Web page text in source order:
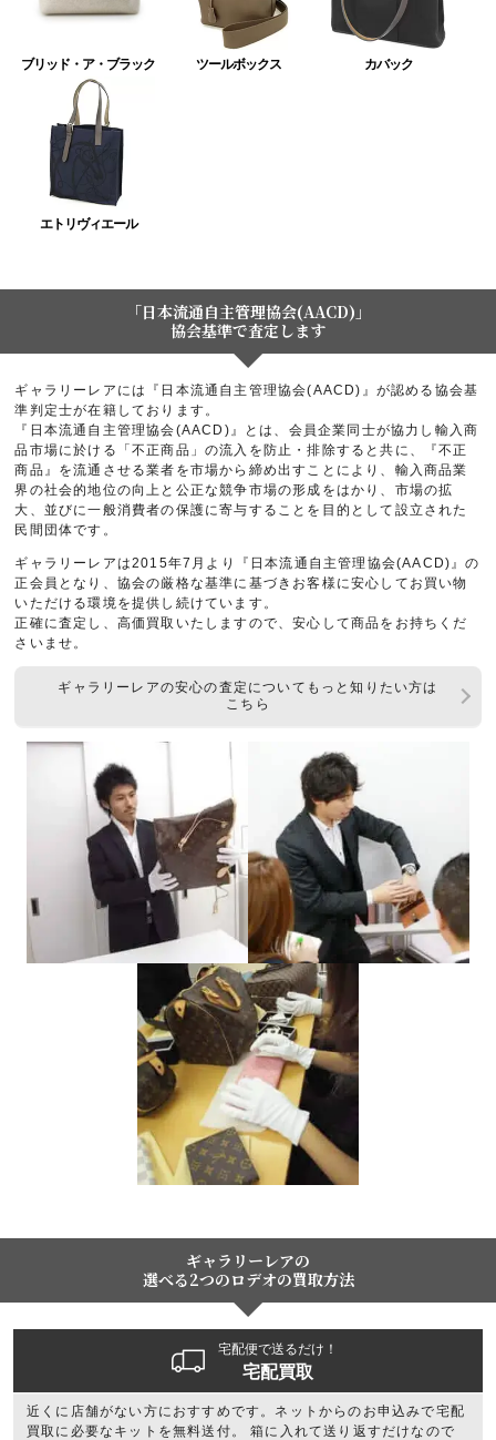
ブリッド・ア・ブラック ツールボックス カバック
エトリヴィエール
「日本流通自主管理協会(AACD)」
協会基準で査定します
ギャラリーレアには『日本流通自主管理協会(AACD)』が認める協会基
準判定士が在籍しております。
『日本流通自主管理協会(AACD)』とは、会員企業同士が協力し輸入商
品市場に於ける「不正商品」の流入を防止・排除すると共に、『不正
商品』を流通させる業者を市場から締め出すことにより、輸入商品業
界の社会的地位の向上と公正な競争市場の形成をはかり、市場の拡
大、並びに一般消費者の保護に寄与することを目的として設立された
民間団体です。
ギャラリーレアは2015年7月より『日本流通自主管理協会(AACD)』の
正会員となり、協会の厳格な基準に基づきお客様に安心してお買い物
いただける環境を提供し続けています。
正確に査定し、高価買取いたしますので、安心して商品をお持ちくだ
さいませ。
ギャラリーレアの安心の査定についてもっと知りたい方は
こちら
ギャラリーレアの
選べる2つのロデオの買取方法
宅配便で送るだけ！
宅配買取
近くに店舗がない方におすすめです。ネットからのお申込みで宅配
買取に必要なキットを無料送付。 箱に入れて送り返すだけなので